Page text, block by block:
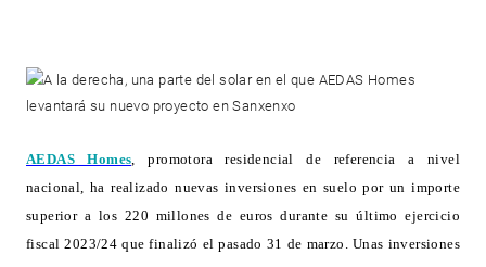
AEDAS Homes,promotora residencial de referencia a nivel
nacional, ha realizado nuevas inversiones en suelo por un importe
superior a los 220 millones de euros durante su último ejercicio
fiscal 2023/24 que finalizó el pasado 31 de marzo. Unas inversiones